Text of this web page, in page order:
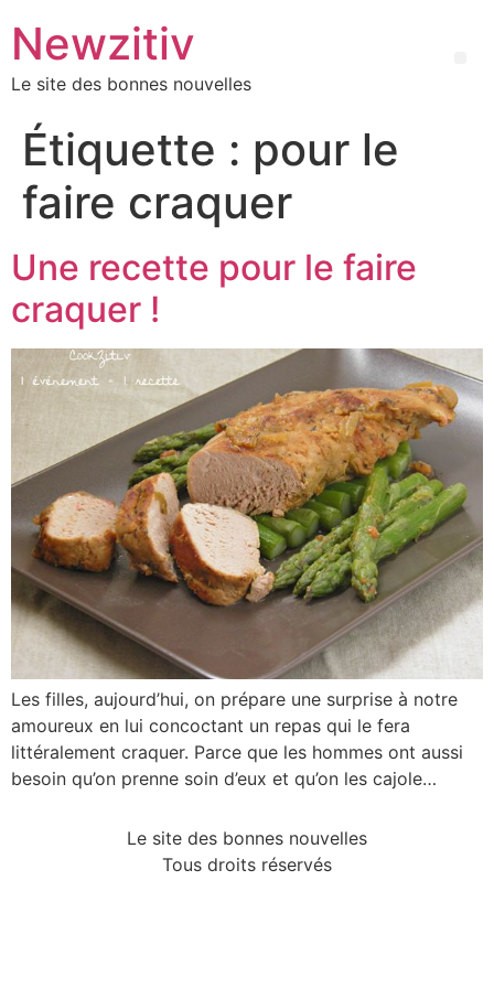
Newzitiv
Le site des bonnes nouvelles
Étiquette : pour le
faire craquer
Une recette pour le faire
craquer !
Les filles, aujourd’hui, on prépare une surprise à notre
amoureux en lui concoctant un repas qui le fera
littéralement craquer. Parce que les hommes ont aussi
besoin qu’on prenne soin d’eux et qu’on les cajole…
Le site des bonnes nouvelles
Tous droits réservés